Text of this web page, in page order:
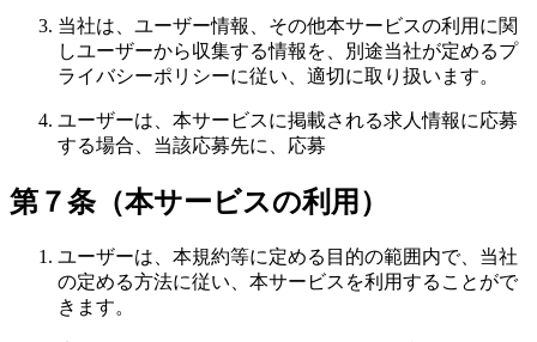
当社は、ユーザー情報、その他本サービスの利用に関
しユーザーから収集する情報を、別途当社が定めるプ
ライバシーポリシーに従い、適切に取り扱います。
ユーザーは、本サービスに掲載される求人情報に応募
する場合、当該応募先に、応募
第７条（本サービスの利用）
ユーザーは、本規約等に定める目的の範囲内で、当社
の定める方法に従い、本サービスを利用することがで
きます。